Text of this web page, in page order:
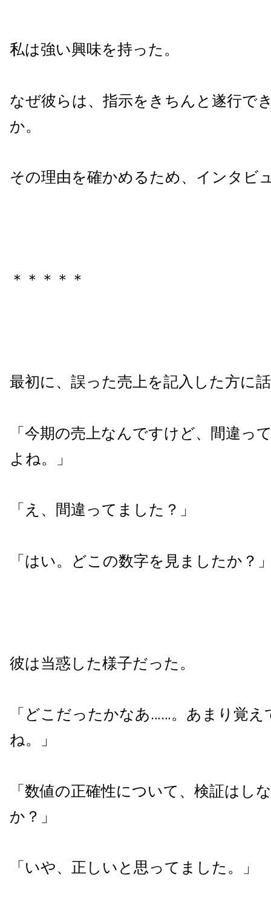
私は強い興味を持った。
なぜ彼らは、指示をきちんと遂行で
か。
その理由を確かめるため、インタビ
＊＊＊＊＊
最初に、誤った売上を記入した方に
「今期の売上なんですけど、間違っ
よね。」
「え、間違ってました？」
「はい。どこの数字を見ましたか？
彼は当惑した様子だった。
「どこだったかなあ……。あまり覚
ね。」
「数値の正確性について、検証はし
か？」
「いや、正しいと思ってました。」